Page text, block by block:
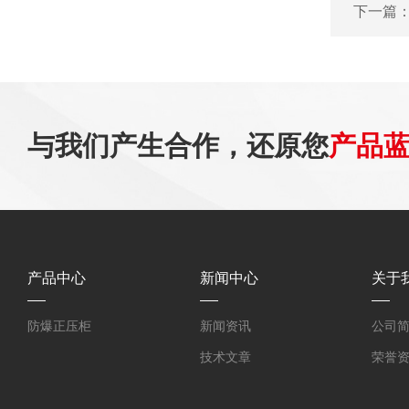
下一篇：
与我们产生合作，还原您产品
产品中心
防爆正压柜
新闻中心
新闻资讯
技术文章
关于
公司
荣誉